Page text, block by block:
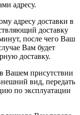
адресу.
адресу доставки в
доставку
после чего Ваш
Вам будет
доставку.
Вашем присутствии
вид, передать
по эксплуатации